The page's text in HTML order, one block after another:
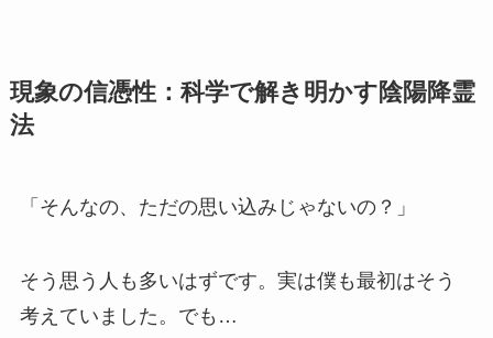
現象の信憑性：科学で解き明かす陰陽降霊
法
「そんなの、ただの思い込みじゃないの？」
そう思う人も多いはずです。実は僕も最初はそう
考えていました。でも…